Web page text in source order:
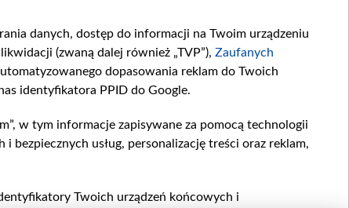
danych, dostęp do informacji na Twoim urządzeniu
(zwaną dalej również „TVP”), Zaufanych
dopasowania reklam do Twoich
identyfikatora PPID do Google.
w tym informacje zapisywane za pomocą technologii
usług, personalizację treści oraz reklam,
Twoich urządzeń końcowych i